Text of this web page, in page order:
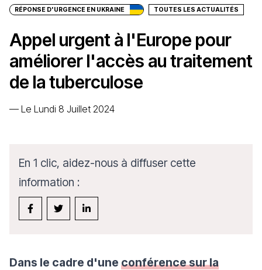
RÉPONSE D'URGENCE EN UKRAINE TOUTES LES ACTUALITÉS
Appel urgent à l'Europe pour
améliorer l'accès au traitement
de la tuberculose
— Le Lundi 8 Juillet 2024
En 1 clic, aidez-nous à diffuser cette
information :
Dans le cadre d'une conférence sur la